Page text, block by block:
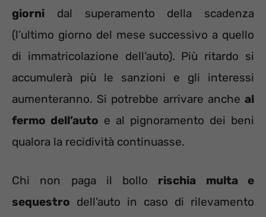
giorni dal superamento della scadenza
(l’ultimo giorno del mese successivo a quello
di immatricolazione dell’auto). Più ritardo si
accumulerà più le sanzioni e gli interessi
aumenteranno. Si potrebbe arrivare anche al
fermo dell’auto e al pignoramento dei beni
qualora la recidività continuasse.
Chi non paga il bollo rischia multa e
sequestro dell’auto in caso di rilevamento